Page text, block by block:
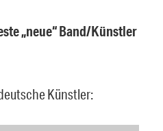
„neue“ Band/Künstler
Künstler: